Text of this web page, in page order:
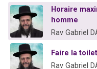
Horaire
homme
Rav Gabriel
Faire la
Rav Gabriel